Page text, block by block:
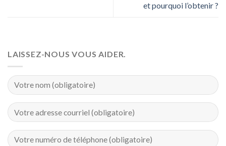
et pourquoi l’obtenir ?
LAISSEZ-NOUS VOUS AIDER.